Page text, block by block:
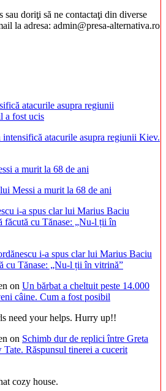
sau doriţi să ne contactaţi din diverse
la adresa: admin@presa-alternativa.ro
intensifică atacurile asupra regiunii Kiev.
Messi a murit la 68 de ani
i-a spus clar lui Marius Baciu
cu Tănase: „Nu-l ții în vitrină”
on Un bărbat a cheltuit peste 14.000
câine. Cum a fost posibil
need your helps. Hurry up!!
on Schimb dur de replici între Greta
Răspunsul tinerei a cucerit
cozy house.